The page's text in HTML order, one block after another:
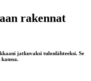
rakennat
jatkuvaksi tulonlähteeksi. Se